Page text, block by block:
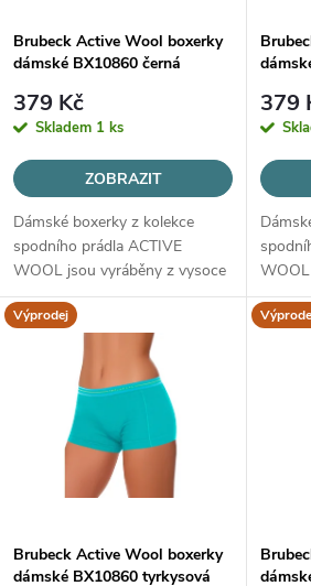
p
r
o
d
u
k
s
p
r
o
d
u
Brubeck Active Wool boxerky
dámské BX10860 černá
379 Kč
Skladem 1 ks
ZOBRAZIT
Dámské boxerky z kolekce
spodního prádla ACTIVE
WOOL jsou vyráběny z vysoce
kvalitní vlny MERINO, určené
pro všechny roční období.
379
pro
Výprodej
Brubeck Active Wool boxerky
dámské BX10860 tyrkysová